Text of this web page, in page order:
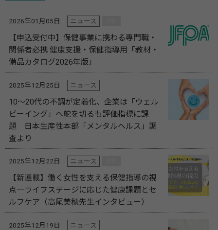
2026年01月05日 ニュース
【申込受付中】保健事業に携わる専門職・
関係者必携 健康支援・保健指導用「教材・
備品カタログ2026年版」
2025年12月25日 ニュース
10～20代の不調が定着化、企業は「ウェル
ビーイング」へ舵を切るも評価指標に課
題 日本生産性本部「メンタルヘルス」調
査より
2025年12月22日 ニュース
【新連載】働く女性を支える保健指導の視
点―ライフステージに応じた健康課題とセ
ルフケア（高尾美穂先生インタビュー）
2025年12月19日 ニュース